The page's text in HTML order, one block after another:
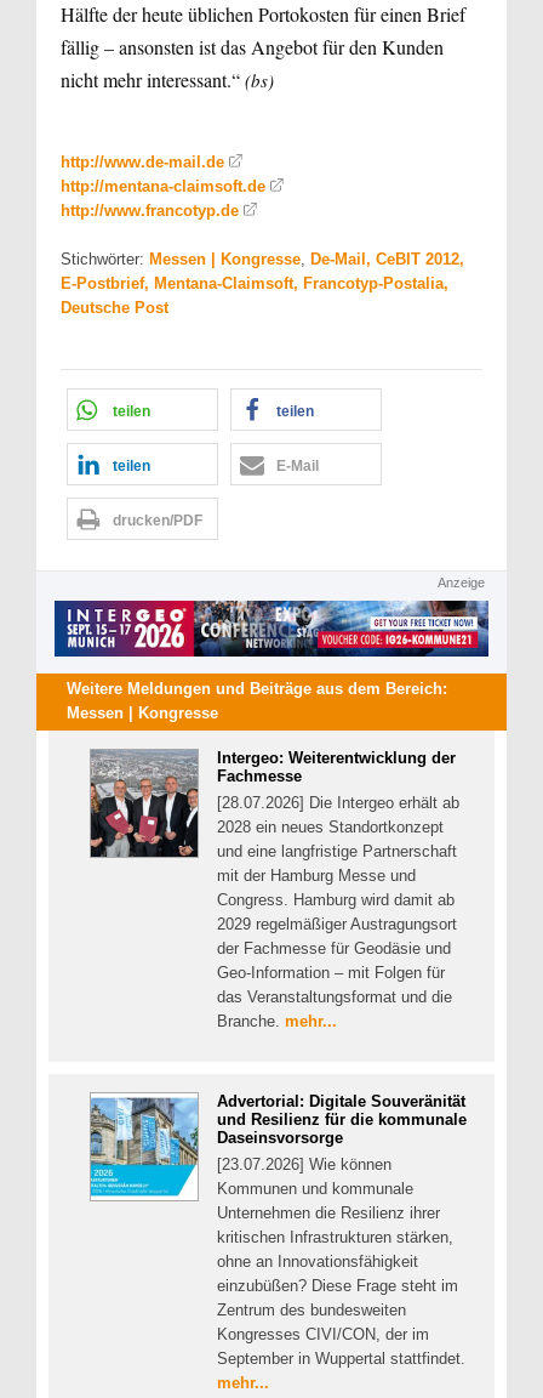
Hälfte der heute üblichen Portokosten für einen Brief
fällig – ansonsten ist das Angebot für den Kunden
nicht mehr interessant.“ (bs)
http://www.de-mail.de
http://mentana-claimsoft.de
http://www.francotyp.de
Stichwörter: Messen | Kongresse, De-Mail, CeBIT 2012,
E-Postbrief, Mentana-Claimsoft, Francotyp-Postalia,
Deutsche Post
teilen teilen
teilen E-Mail
drucken/PDF
Anzeige
Weitere Meldungen und Beiträge aus dem Bereich:
Messen | Kongresse
Intergeo: Weiterentwicklung der
Fachmesse
[28.07.2026] Die Intergeo erhält ab
2028 ein neues Standortkonzept
und eine langfristige Partnerschaft
mit der Hamburg Messe und
Congress. Hamburg wird damit ab
2029 regelmäßiger Austragungsort
der Fachmesse für Geodäsie und
Geo-Information – mit Folgen für
das Veranstaltungsformat und die
Branche. mehr...
Advertorial: Digitale Souveränität
und Resilienz für die kommunale
Daseinsvorsorge
[23.07.2026] Wie können
Kommunen und kommunale
Unternehmen die Resilienz ihrer
kritischen Infrastrukturen stärken,
ohne an Innovationsfähigkeit
einzubüßen? Diese Frage steht im
Zentrum des bundesweiten
Kongresses CIVI/CON, der im
September in Wuppertal stattfindet.
mehr...